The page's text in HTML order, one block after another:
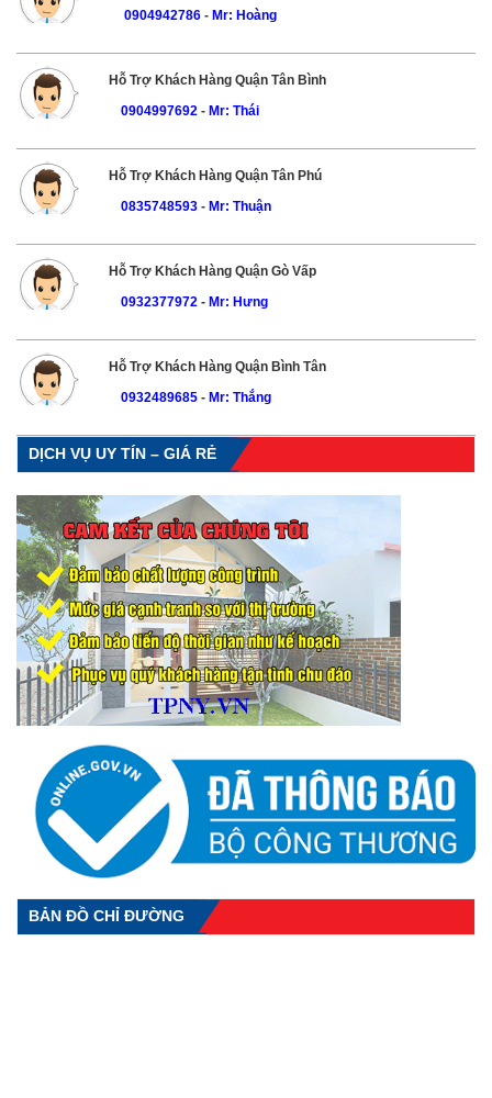
0904942786- Mr: Hoàng
Hỗ Trợ Khách Hàng Quận Tân Bình
0904997692 - Mr: Thái
Hỗ Trợ Khách Hàng Quận Tân Phú
0835748593- Mr: Thuận
Hỗ Trợ Khách Hàng Quận Gò Vấp
0932377972 - Mr: Hưng
Hỗ Trợ Khách Hàng Quận Bình Tân
0932489685- Mr: Thắng
DỊCH VỤ UY TÍN – GIÁ RẺ
BẢN ĐỒ CHỈ ĐƯỜNG